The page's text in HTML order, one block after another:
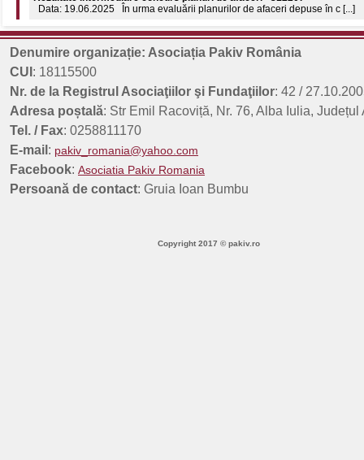
8 aprilie 2026 - Ziua Internațională a Romilor 55 de ani de la declararea
Rezultate finale concurs planuri de afaceri - 312197 - Sesiunea a 3-a
Rezultate intermediare concurs planuri de afaceri - 312197 - Sesiunea
Data: 17.09.2025 În urma evaluării planurilor de afaceri depuse în c [...]
Denumire organizație: Asociația Pakiv România
CUI : 18115500
Nr. de la Registrul Asociaţiilor şi Fundaţiilor: 42 /
Adresa poștală: Str Emil Racoviță, Nr. 76, Alba Iulia, Județul
Tel. / Fax: 0258811170
E-mail : pakiv_romania@yahoo.com
Facebook: Asociatia Pakiv Romania
Persoană de contact: Gruia Ioan Bumbu
Copyright 2017 © pakiv.ro